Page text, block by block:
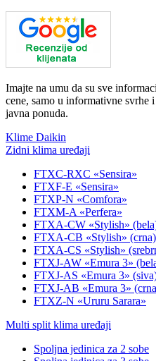
Imajte na umu da su sve
cene, samo u informativne
javna ponuda.
Klime Daikin
Zidni klima uređaji
FTXC-RXC «Sensira»
FTXF-E «Sensira»
FTXP-N «Comfora»
FTXM-A «Perfera»
FTXA-CW «Stylish»
FTXA-CB «Stylish» (crna)
FTXA-CS «Stylish»
FTXJ-AW «Emura 3»
FTXJ-AS «Emura 3»
FTXJ-AB «Emura 3»
FTXZ-N «Ururu Sarara»
Multi split klima uređaji
Spoljna jedinica za 2 sobe